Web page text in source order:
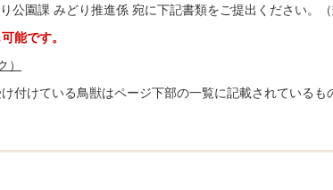
公園課 みどり推進係 宛に下記書類をご提出ください。（
能です。
付けている鳥獣はページ下部の一覧に記載されているも